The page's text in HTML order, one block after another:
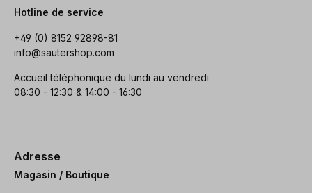
Hotline de service
+49 (0) 8152 92898-81
info@sautershop.com
Accueil téléphonique du lundi au vendredi
08:30 - 12:30 & 14:00 - 16:30
Adresse
Magasin / Boutique